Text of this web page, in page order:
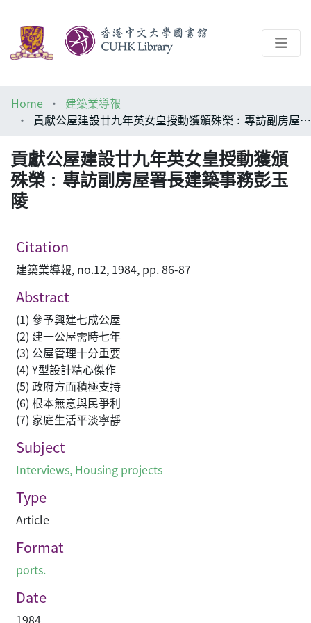
Help
Home
建築業導報
貢獻公屋建設廿九年英女皇授動獲頒殊榮﹕專訪副房屋署長建築事務彭玉陵
貢獻公屋建設廿九年英女皇授動獲頒
殊榮﹕專訪副房屋署長建築事務彭玉
陵
Citation
建築業導報, no.12, 1984, pp. 86-87
Abstract
(1) 參予興建七成公屋
(2) 建一公屋需時七年
(3) 公屋管理十分重要
(4) Y型設計精心傑作
(5) 政府方面積極支持
(6) 根本無意與民爭利
(7) 家庭生活平淡寧靜
Subject
Interviews, Housing projects
Type
Article
Format
ports.
Date